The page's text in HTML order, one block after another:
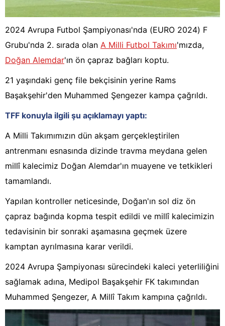
2024 Avrupa Futbol Şampiyonası'nda (EURO 2024) F
Grubu'nda 2. sırada olan A Milli Futbol Takımı'mızda,
Doğan Alemdar'ın ön çapraz bağları koptu.
21 yaşındaki genç file bekçisinin yerine Rams
Başakşehir'den Muhammed Şengezer kampa çağrıldı.
TFF konuyla ilgili şu açıklamayı yaptı:
A Milli Takımımızın dün akşam gerçekleştirilen
antrenmanı esnasında dizinde travma meydana gelen
millî kalecimiz Doğan Alemdar'ın muayene ve tetkikleri
tamamlandı.
Yapılan kontroller neticesinde, Doğan'ın sol diz ön
çapraz bağında kopma tespit edildi ve millî kalecimizin
tedavisinin bir sonraki aşamasına geçmek üzere
kamptan ayrılmasına karar verildi.
2024 Avrupa Şampiyonası sürecindeki kaleci yeterliliğini
sağlamak adına, Medipol Başakşehir FK takımından
Muhammed Şengezer, A Millî Takım kampına çağrıldı.